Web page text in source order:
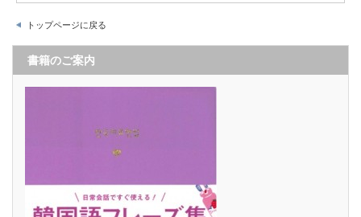
トップページに戻る
書籍のご案内